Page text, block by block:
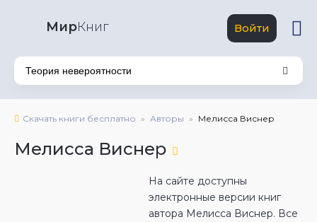
МирКниг Войти
Скачать книги бесплатно Авторы Мелисса Виснер
Мелисса Виснер
На сайте доступны
электронные версии книг
автора Мелисса Виснер. Все